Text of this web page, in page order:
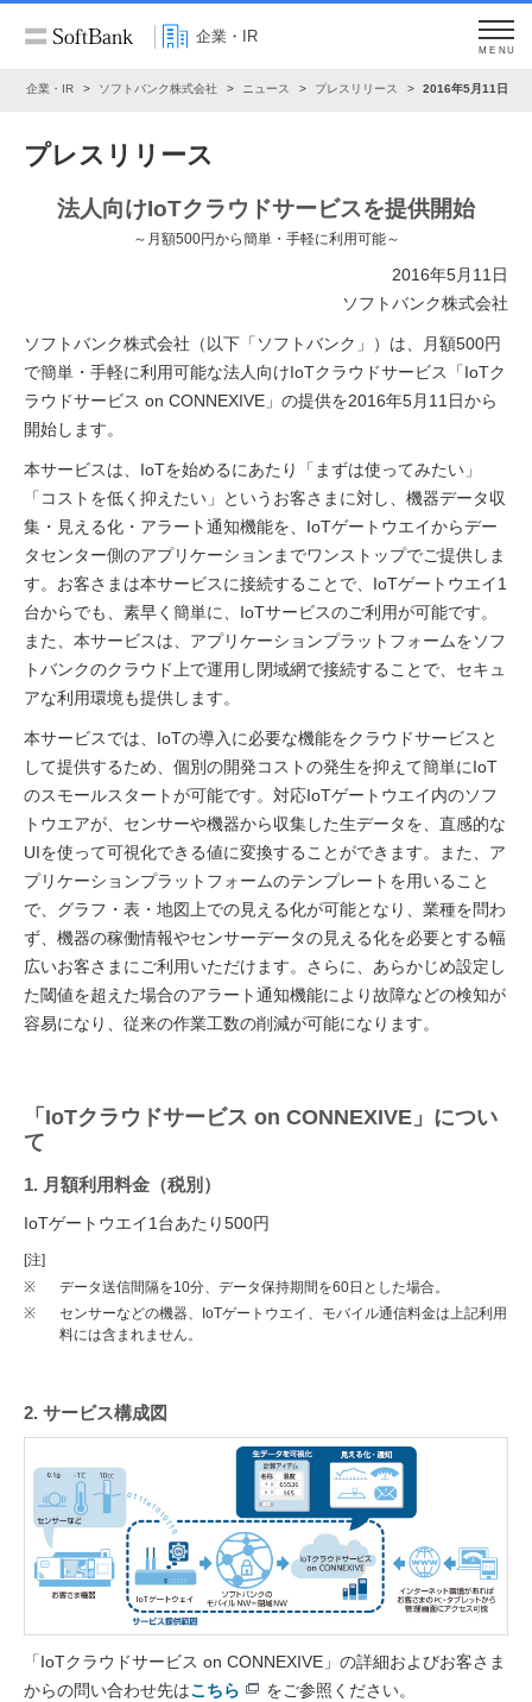
企業・IR
MENU
企業・IR ソフトバンク株式会社 ニュース プレスリリース 2016年5月11日
プレスリリース
法人向けIoTクラウドサービスを提供開始
～月額500円から簡単・手軽に利用可能～
2016年5月11日
ソフトバンク株式会社
ソフトバンク株式会社（以下「ソフトバンク」）は、月額500円
で簡単・手軽に利用可能な法人向けIoTクラウドサービス「IoTク
ラウドサービス on CONNEXIVE」の提供を2016年5月11日から
開始します。
本サービスは、IoTを始めるにあたり「まずは使ってみたい」
「コストを低く抑えたい」というお客さまに対し、機器データ収
集・見える化・アラート通知機能を、IoTゲートウエイからデー
タセンター側のアプリケーションまでワンストップでご提供しま
す。お客さまは本サービスに接続することで、IoTゲートウエイ1
台からでも、素早く簡単に、IoTサービスのご利用が可能です。
また、本サービスは、アプリケーションプラットフォームをソフ
トバンクのクラウド上で運用し閉域網で接続することで、セキュ
アな利用環境も提供します。
本サービスでは、IoTの導入に必要な機能をクラウドサービスと
して提供するため、個別の開発コストの発生を抑えて簡単にIoT
のスモールスタートが可能です。対応IoTゲートウエイ内のソフ
トウエアが、センサーや機器から収集した生データを、直感的な
UIを使って可視化できる値に変換することができます。また、ア
プリケーションプラットフォームのテンプレートを用いること
で、グラフ・表・地図上での見える化が可能となり、業種を問わ
ず、機器の稼働情報やセンサーデータの見える化を必要とする幅
広いお客さまにご利用いただけます。さらに、あらかじめ設定し
た閾値を超えた場合のアラート通知機能により故障などの検知が
容易になり、従来の作業工数の削減が可能になります。
「IoTクラウドサービス on CONNEXIVE」につい
て
1. 月額利用料金（税別）
IoTゲートウエイ1台あたり500円
[注]
※
データ送信間隔を10分、データ保持期間を60日とした場合。
※
センサーなどの機器、IoTゲートウエイ、モバイル通信料金は上記利用
料には含まれません。
2. サービス構成図
「IoTクラウドサービス on CONNEXIVE」の詳細およびお客さま
からの問い合わせ先はこちら をご参照ください。